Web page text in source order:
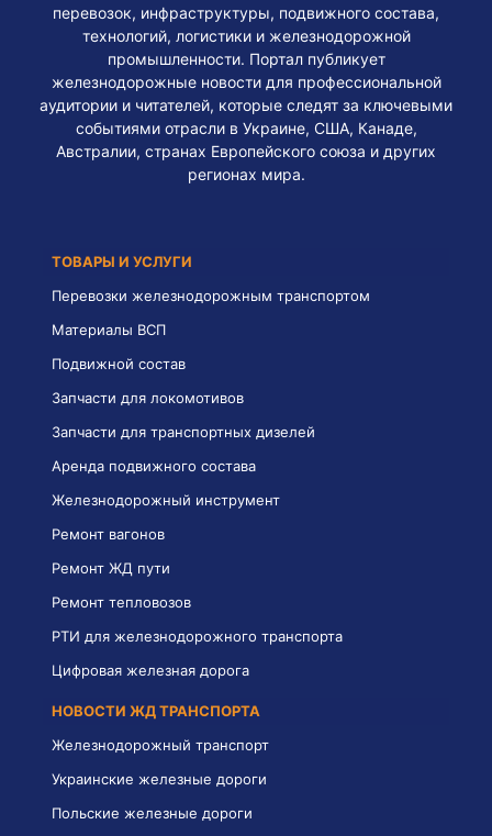
перевозок, инфраструктуры, подвижного состава,
технологий, логистики и железнодорожной
промышленности. Портал публикует
железнодорожные новости для профессиональной
аудитории и читателей, которые следят за ключевыми
событиями отрасли в Украине, США, Канаде,
Австралии, странах Европейского союза и других
регионах мира.
ТОВАРЫ И УСЛУГИ
Перевозки железнодорожным транспортом
Материалы ВСП
Подвижной состав
Запчасти для локомотивов
Запчасти для транспортных дизелей
Аренда подвижного состава
Железнодорожный инструмент
Ремонт вагонов
Ремонт ЖД пути
Ремонт тепловозов
РТИ для железнодорожного транспорта
Цифровая железная дорога
НОВОСТИ ЖД ТРАНСПОРТА
Железнодорожный транспорт
Украинские железные дороги
Польские железные дороги